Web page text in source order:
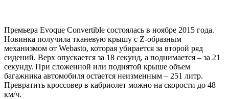
Премьера Evoque Convertible состоялась в ноябре 2015 года.
Новинка получила тканевую крышу c Z-образным
механизмом от Webasto, которая убирается за второй ряд
сидений. Верх опускается за 18 секунд, а поднимается – за 21
секунду. При сложенной или поднятой крыше объем
багажника автомобиля остается неизменным – 251 литр.
Превратить кроссовер в кабриолет можно на скорости до 48
км/ч.